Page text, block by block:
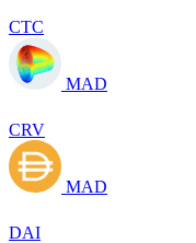
CTC
MAD
CRV
MAD
DAI